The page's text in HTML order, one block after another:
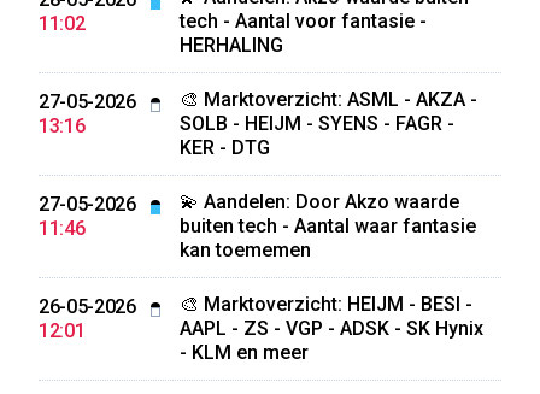
11:02
tech - Aantal voor fantasie -
HERHALING
27-05-2026
13:16
🎨 Marktoverzicht: ASML - AKZA -
SOLB - HEIJM - SYENS - FAGR -
KER - DTG
27-05-2026
11:46
💫 Aandelen: Door Akzo waarde
buiten tech - Aantal waar fantasie
kan toememen
26-05-2026
12:01
🎨 Marktoverzicht: HEIJM - BESI -
AAPL - ZS - VGP - ADSK - SK Hynix
- KLM en meer